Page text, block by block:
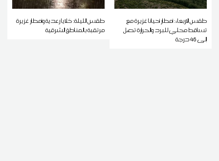
طقس الاربعاء: أمطار أحيانا غزيرة مع
تساقط محلي للبرد والحرارة تصل
إلى 46 درجة
طقس الليلة: خلايا رعدية وأمطار غزيرة
مرتقبة بالمناطق الشرقية